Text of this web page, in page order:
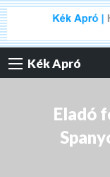
Kék Apró
Eladó